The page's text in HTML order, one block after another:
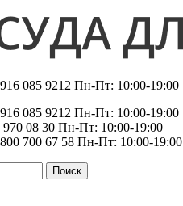
085 9212 Пн-Пт: 10:00-19:00
085 9212 Пн-Пт: 10:00-19:00
970 08 30 Пн-Пт: 10:00-19:00
700 67 58 Пн-Пт: 10:00-19:00
Поиск